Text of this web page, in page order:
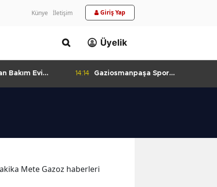
Künye İletişim Giriş Yap
Üyelik
Bakım Evi
14:14
Gaziosmanpaşa Spor
Mete Gazoz haberleri